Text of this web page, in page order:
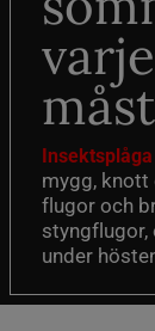
Insektsplåga
mygg,
flugor och
styngflugor,
under